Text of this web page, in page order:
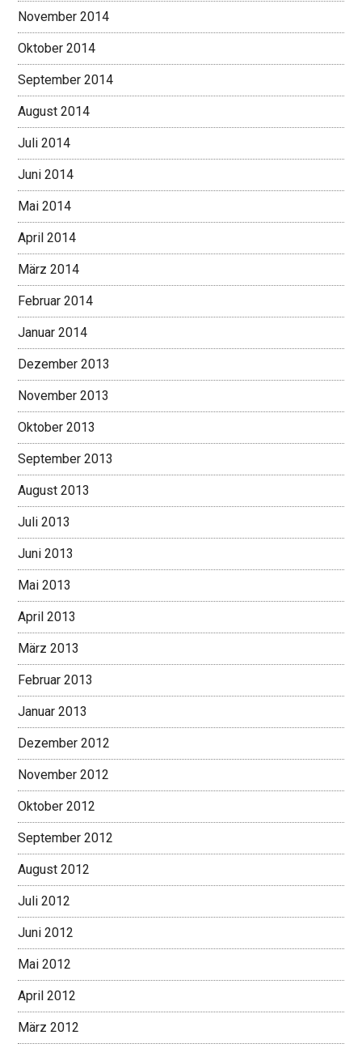
November 2014
Oktober 2014
September 2014
August 2014
Juli 2014
Juni 2014
Mai 2014
April 2014
März 2014
Februar 2014
Januar 2014
Dezember 2013
November 2013
Oktober 2013
September 2013
August 2013
Juli 2013
Juni 2013
Mai 2013
April 2013
März 2013
Februar 2013
Januar 2013
Dezember 2012
November 2012
Oktober 2012
September 2012
August 2012
Juli 2012
Juni 2012
Mai 2012
April 2012
März 2012